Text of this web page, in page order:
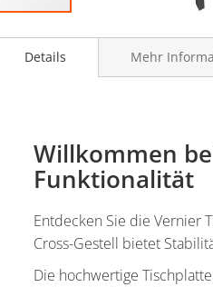
AnfangDetails
Willkommen
Funktionalität
Entdecken Sie die Vernier
Cross-Gestell bietet
Die hochwertige
Mehr